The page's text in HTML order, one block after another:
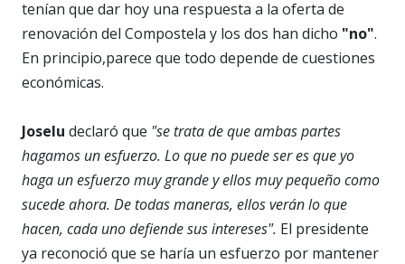
tenían que dar hoy una respuesta a la oferta de
renovación del Compostela y los dos han dicho "no".
En principio,parece que todo depende de cuestiones
económicas.
Joselu declaró que "se trata de que ambas partes
hagamos un esfuerzo. Lo que no puede ser es que yo
haga un esfuerzo muy grande y ellos muy pequeño como
sucede ahora. De todas maneras, ellos verán lo que
hacen, cada uno defiende sus intereses". El presidente
ya reconoció que se haría un esfuerzo por mantener